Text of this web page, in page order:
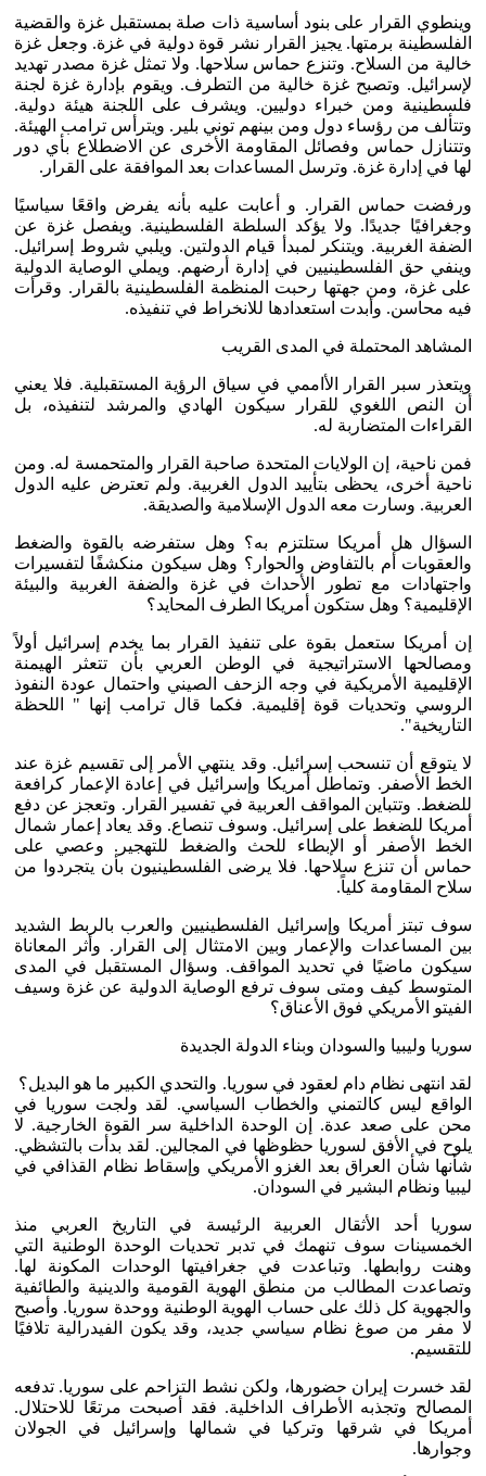
وينطوي القرار على بنود أساسية ذات صلة بمستقبل غزة والقضية
الفلسطينة برمتها. يجيز القرار نشر قوة دولية في غزة. وجعل غزة
خالية من السلاح. وتنزع حماس سلاحها. ولا تمثل غزة مصدر تهديد
لإسرائيل. وتصبح غزة خالية من التطرف. ويقوم بإدارة غزة لجنة
فلسطينية ومن خبراء دوليين. ويشرف على اللجنة هيئة دولية.
وتتألف من رؤساء دول ومن بينهم توني بلير. ويترأس ترامب الهيئة.
وتتنازل حماس وفصائل المقاومة الأخرى عن الاضطلاع بأي دور
لها في إدارة غزة. وترسل المساعدات بعد الموافقة على القرار.
ورفضت حماس القرار. و أعابت عليه بأنه يفرض واقعًا سياسيًا
وجغرافيًا جديدًا. ولا يؤكد السلطة الفلسطينية. ويفصل غزة عن
الضفة الغربية. ويتنكر لمبدأ قيام الدولتين. ويلبي شروط إسرائيل.
وينفي حق الفلسطينيين في إدارة أرضهم. ويملي الوصاية الدولية
على غزة، ومن جهتها رحبت المنظمة الفلسطينية بالقرار. وقرأت
فيه محاسن. وأبدت استعدادها للانخراط في تنفيذه.
المشاهد المحتملة في المدى القريب
ويتعذر سبر القرار الأاممي في سياق الرؤية المستقبلية. فلا يعني
أن النص اللغوي للقرار سيكون الهادي والمرشد لتنفيذه، بل
القراءات المتضاربة له.
فمن ناحية، إن الولايات المتحدة صاحبة القرار والمتحمسة له. ومن
ناحية أخرى، يحظى بتأييد الدول الغربية. ولم تعترض عليه الدول
العربية. وسارت معه الدول الإسلامية والصديقة.
السؤال هل أمريكا ستلتزم به؟ وهل ستفرضه بالقوة والضغط
والعقوبات أم بالتفاوض والحوار؟ وهل سيكون منكشفًا لتفسيرات
واجتهادات مع تطور الأحداث في غزة والضفة الغربية والبيئة
الإقليمية؟ وهل ستكون أمريكا الطرف المحايد؟
إن أمريكا ستعمل بقوة على تنفيذ القرار بما يخدم إسرائيل أولاً
ومصالحها الاستراتيجية في الوطن العربي بأن تتعثر الهيمنة
الإقليمية الأمريكية في وجه الزحف الصيني واحتمال عودة النفوذ
الروسي وتحديات قوة إقليمية. فكما قال ترامب إنها " اللحظة
التاريخية".
لا يتوقع أن تنسحب إسرائيل. وقد ينتهي الأمر إلى تقسيم غزة عند
الخط الأصفر. وتماطل أمريكا وإسرائيل في إعادة الإعمار كرافعة
للضغط. وتتباين المواقف العربية في تفسير القرار. وتعجز عن دفع
أمريكا للضغط على إسرائيل. وسوف تنصاع. وقد يعاد إعمار شمال
الخط الأصفر أو الإبطاء للحث والضغط للتهجير. وعصي على
حماس أن تنزع سلاحها. فلا يرضى الفلسطينيون بأن يتجردوا من
سلاح المقاومة كلياً.
سوف تبتز أمريكا وإسرائيل الفلسطينيين والعرب بالربط الشديد
بين المساعدات والإعمار وبين الامتثال إلى القرار. وأثر المعاناة
سيكون ماضيًا في تحديد المواقف. وسؤال المستقبل في المدى
المتوسط كيف ومتى سوف ترفع الوصاية الدولية عن غزة وسيف
الفيتو الأمريكي فوق الأعناق؟
سوريا وليبيا والسودان وبناء الدولة الجديدة
لقد انتهى نظام دام لعقود في سوريا. والتحدي الكبير ما هو البديل؟
الواقع ليس كالتمني والخطاب السياسي. لقد ولجت سوريا في
محن على صعد عدة. إن الوحدة الداخلية سر القوة الخارجية. لا
يلوح في الأفق لسوريا حظوظها في المجالين. لقد بدأت بالتشظي.
شأنها شأن العراق بعد الغزو الأمريكي وإسقاط نظام القذافي في
ليبيا ونظام البشير في السودان.
سوريا أحد الأثقال العربية الرئيسة في التاريخ العربي منذ
الخمسينات سوف تنهمك في تدبر تحديات الوحدة الوطنية التي
وهنت روابطها. وتباعدت في جغرافيتها الوحدات المكونة لها.
وتصاعدت المطالب من منطق الهوية القومية والدينية والطائفية
والجهوية كل ذلك على حساب الهوية الوطنية ووحدة سوريا. وأصبح
لا مفر من صوغ نظام سياسي جديد، وقد يكون الفيدرالية تلافيًا
للتقسيم.
لقد خسرت إيران حضورها، ولكن نشط التزاحم على سوريا. تدفعه
المصالح وتجذبه الأطراف الداخلية. فقد أصبحت مرتعًا للاحتلال.
أمريكا في شرقها وتركيا في شمالها وإسرائيل في الجولان
وجوارها.